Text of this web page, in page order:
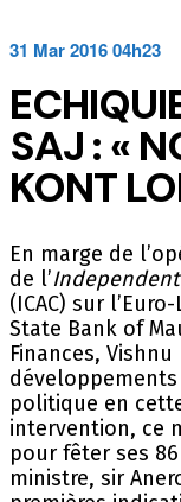
31 Mar 2016 04h23
SAJ : «
KONT
En marge de
de l’
(ICAC) sur
State Bank of
Finances,
politique en
intervention, ce
pour fêter ses
ministre, sir